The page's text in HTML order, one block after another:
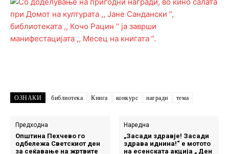
ОЗНАКИ библиотека Книга конкурс награди тема
Предходна
Општина Пехчево го
одбележа Светскиот ден
за сеќавање на жртвите
Наредна
„Засади здравје! Засади
здрава иднина!“ е мотото
на есенската акција „ Ден